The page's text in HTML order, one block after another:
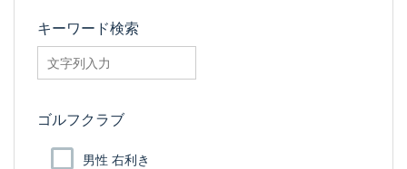
キーワード検索
searchfilter_pro
ゴルフクラブ
男性 右利き